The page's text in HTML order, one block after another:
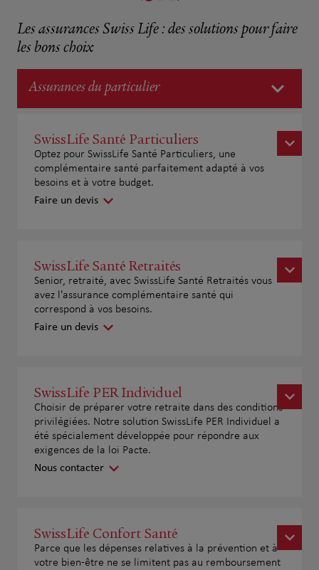
Les assurances Swiss Life : des solutions pour faire
les bons choix
Assurances du particulier
SwissLife Santé Particuliers
Optez pour SwissLife Santé Particuliers, une
complémentaire santé parfaitement adapté à vos
besoins et à votre budget.
Faire un devis
SwissLife Santé Retraités
Senior, retraité, avec SwissLife Santé Retraités vous
avez l'assurance complémentaire santé qui
correspond à vos besoins.
Faire un devis
SwissLife PER Individuel
Choisir de préparer votre retraite dans des conditions
privilégiées. Notre solution SwissLife PER Individuel a
été spécialement développée pour répondre aux
exigences de la loi Pacte.
Nous contacter
SwissLife Confort Santé
Parce que les dépenses relatives à la prévention et à
votre bien-être ne se limitent pas au remboursement